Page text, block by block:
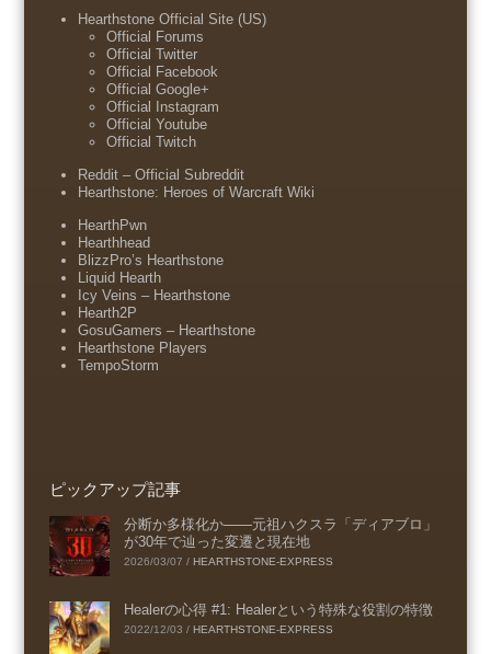
Hearthstone Official Site (US)
Official Forums
Official Twitter
Official Facebook
Official Google+
Official Instagram
Official Youtube
Official Twitch
Reddit – Official Subreddit
Hearthstone: Heroes of Warcraft Wiki
HearthPwn
Hearthhead
BlizzPro’s Hearthstone
Liquid Hearth
Icy Veins – Hearthstone
Hearth2P
GosuGamers – Hearthstone
Hearthstone Players
TempoStorm
ピックアップ記事
分断か多様化か――元祖ハクスラ「ディアブロ」
が30年で辿った変遷と現在地
2026/03/07 / HEARTHSTONE-EXPRESS
Healerの心得 #1: Healerという特殊な役割の特徴
2022/12/03 / HEARTHSTONE-EXPRESS